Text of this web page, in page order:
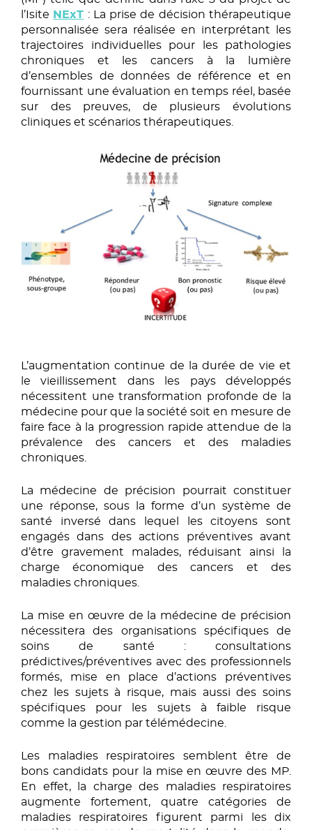
l’Isite NExT : La prise de décision thérapeutique
personnalisée sera réalisée en interprétant les
trajectoires individuelles pour les pathologies
chroniques et les cancers à la lumière
d’ensembles de données de référence et en
fournissant une évaluation en temps réel, basée
sur des preuves, de plusieurs évolutions
cliniques et scénarios thérapeutiques.
L’augmentation continue de la durée de vie et
le vieillissement dans les pays développés
nécessitent une transformation profonde de la
médecine pour que la société soit en mesure de
faire face à la progression rapide attendue de la
prévalence des cancers et des maladies
chroniques.
La médecine de précision pourrait constituer
une réponse, sous la forme d’un système de
santé inversé dans lequel les citoyens sont
engagés dans des actions préventives avant
d’être gravement malades, réduisant ainsi la
charge économique des cancers et des
maladies chroniques.
La mise en œuvre de la médecine de précision
nécessitera des organisations spécifiques de
soins de santé : consultations
prédictives/préventives avec des professionnels
formés, mise en place d’actions préventives
chez les sujets à risque, mais aussi des soins
spécifiques pour les sujets à faible risque
comme la gestion par télémédecine.
Les maladies respiratoires semblent être de
bons candidats pour la mise en œuvre des MP.
En effet, la charge des maladies respiratoires
augmente fortement, quatre catégories de
maladies respiratoires figurent parmi les dix